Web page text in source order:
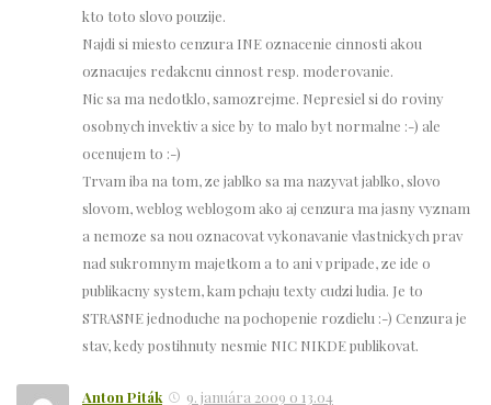
kto toto slovo pouzije.
Najdi si miesto cenzura INE oznacenie cinnosti akou
oznacujes redakcnu cinnost resp. moderovanie.
Nic sa ma nedotklo, samozrejme. Nepresiel si do roviny
osobnych invektiv a sice by to malo byt normalne :-) ale
ocenujem to :-)
Trvam iba na tom, ze jablko sa ma nazyvat jablko, slovo
slovom, weblog weblogom ako aj cenzura ma jasny vyznam
a nemoze sa nou oznacovat vykonavanie vlastnickych prav
nad sukromnym majetkom a to ani v pripade, ze ide o
publikacny system, kam pchaju texty cudzi ludia. Je to
STRASNE jednoduche na pochopenie rozdielu :-) Cenzura je
stav, kedy postihnuty nesmie NIC NIKDE publikovat.
Anton Piták
9. januára 2009 o 13.04